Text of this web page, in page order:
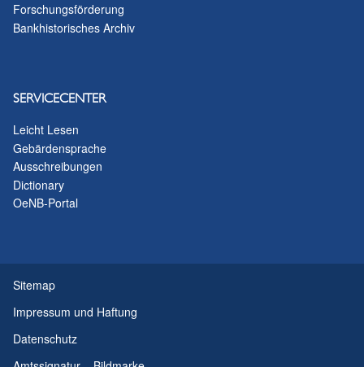
Forschungsförderung
Bankhistorisches Archiv
SERVICECENTER
Leicht Lesen
Gebärdensprache
Ausschreibungen
Dictionary
OeNB-Portal
Sitemap
Impressum und Haftung
Datenschutz